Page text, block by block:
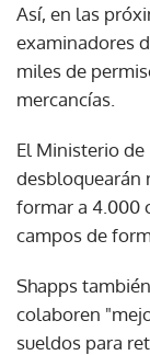
Así, en las
examinadores
miles de
mercancías.
El Ministerio de
desbloquearán
formar a 4.000
campos de
Shapps
colaboren
sueldos para